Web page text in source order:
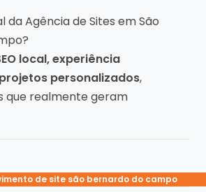
da Agência de Sites em São
local, experiência
personalizados,
que realmente geram
de site em são bernardo do campo
profissional são bernardo
que cria site são bernardo
de site são bernardo do campo